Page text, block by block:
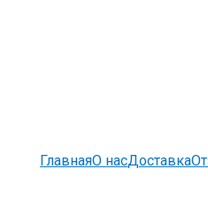
ГлавнаяО насДоставка